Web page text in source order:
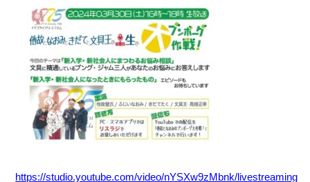
https://studio.youtube.com/video/nYSXw9zMbnk/livestreaming